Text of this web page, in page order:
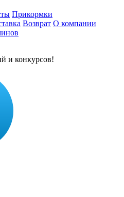
Прикормки
Возврат О компании
и конкурсов!